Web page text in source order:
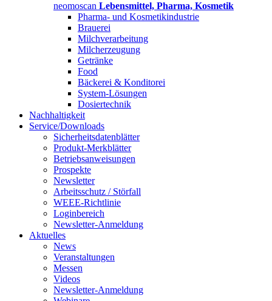
neomoscan Lebensmittel, Pharma, Kosmetik
Pharma- und Kosmetikindustrie
Brauerei
Milchverarbeitung
Milcherzeugung
Getränke
Food
Bäckerei & Konditorei
System-Lösungen
Dosiertechnik
Nachhaltigkeit
Service/Downloads
Sicherheitsdatenblätter
Produkt-Merkblätter
Betriebsanweisungen
Prospekte
Newsletter
Arbeitsschutz / Störfall
WEEE-Richtlinie
Loginbereich
Newsletter-Anmeldung
Aktuelles
News
Veranstaltungen
Messen
Videos
Newsletter-Anmeldung